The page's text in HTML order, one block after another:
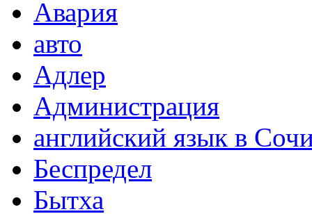
Авария
авто
Адлер
Администрация
английский язык в
Беспредел
Бытха